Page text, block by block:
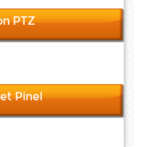
PTZ
Pinel